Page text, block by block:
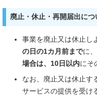
廃止・休止・再開届出につ
事業を廃止又は休止し
の日の1カ月前までに
場合は、10日以内にそ
なお、廃止又は休止す
サービスの提供を受け